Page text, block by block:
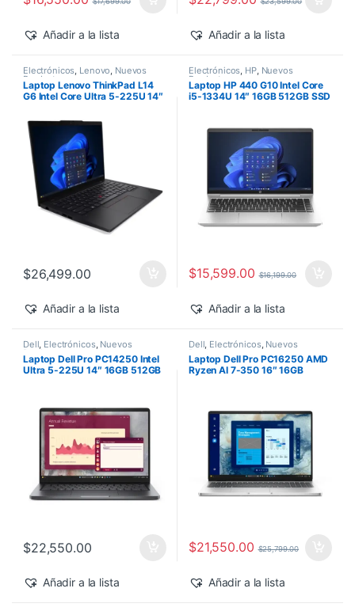
Añadir a la lista Añadir a la lista
Electrónicos, Lenovo, Nuevos
Productos
Laptop Lenovo ThinkPad L14
G6 Intel Core Ultra 5-225U 14″
Pro
$26,499.00
Añadir a la lista
Electrónicos, HP, Nuevos
Productos
Laptop HP 440 G10 Intel Core
i5-1334U 14″ 16GB 512GB SSD
$15,599.00 $16,199.00
Añadir a la lista
Dell, Electrónicos, Nuevos
Productos
Laptop Dell Pro PC14250 Intel
Ultra 5-225U 14″ 16GB 512GB
$22,550.00
Añadir a la lista
Dell, Electrónicos, Nuevos
Productos
Laptop Dell Pro PC16250 AMD
Ryzen AI 7-350 16″ 16GB
$21,550.00 $25,799.00
Añadir a la lista